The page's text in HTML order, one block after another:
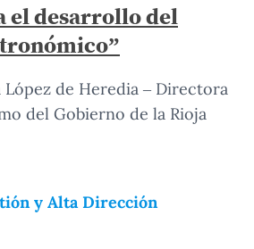
el desarrollo del
López de Heredia – Directora
del Gobierno de la Rioja
y Alta Dirección